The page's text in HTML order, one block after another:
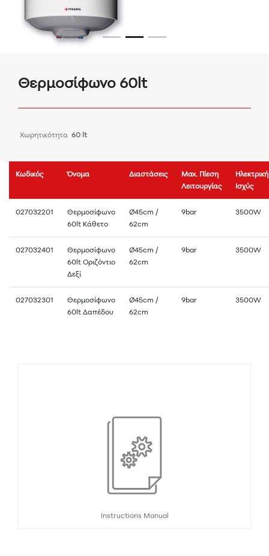
Θερμοσίφωνο 60lt
Χωρητικότητα 60 lt
Κωδικός Όνομα Διαστάσεις
Max. Πίεση
Λειτουργίας
Ηλεκτρική
Ισχύς
027032201
Θερμοσίφωνο
60lt Κάθετο
Ø45cm /
62cm
9bar 3500W
027032401
Θερμοσίφωνο
60lt Οριζόντιο
Δεξί
Ø45cm /
62cm
9bar 3500W
027032301
Θερμοσίφωνο
60lt Δαπέδου
Ø45cm /
62cm
9bar 3500W
Instructions Manual